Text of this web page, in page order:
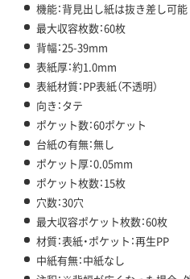
機能：背見出し紙は抜き差し可能
最大収容枚数：60枚
背幅：25-39mm
表紙厚：約1.0mm
表紙材質：PP表紙（不透明）
向き：タテ
ポケット数：60ポケット
台紙の有無：無し
ポケット厚：0.05mm
ポケット枚数：15枚
穴数：30穴
最大収容ポケット枚数：60枚
材質：表紙・ポケット：再生PP
中紙有無：中紙なし